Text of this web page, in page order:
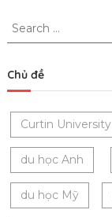
Search
Chủ đề
Curtin University
du học Anh
du học Mỹ